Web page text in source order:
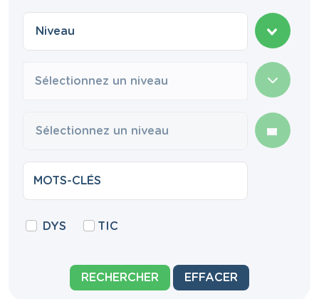
Sélectionnez un niveau
DYS TIC
RECHERCHER EFFACER